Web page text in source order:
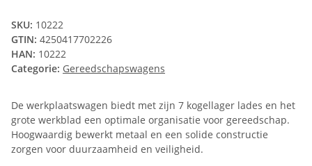
SKU: 10222
GTIN: 4250417702226
HAN: 10222
Categorie: Gereedschapswagens
De werkplaatswagen biedt met zijn 7 kogellager lades en het
grote werkblad een optimale organisatie voor gereedschap.
Hoogwaardig bewerkt metaal en een solide constructie
zorgen voor duurzaamheid en veiligheid.